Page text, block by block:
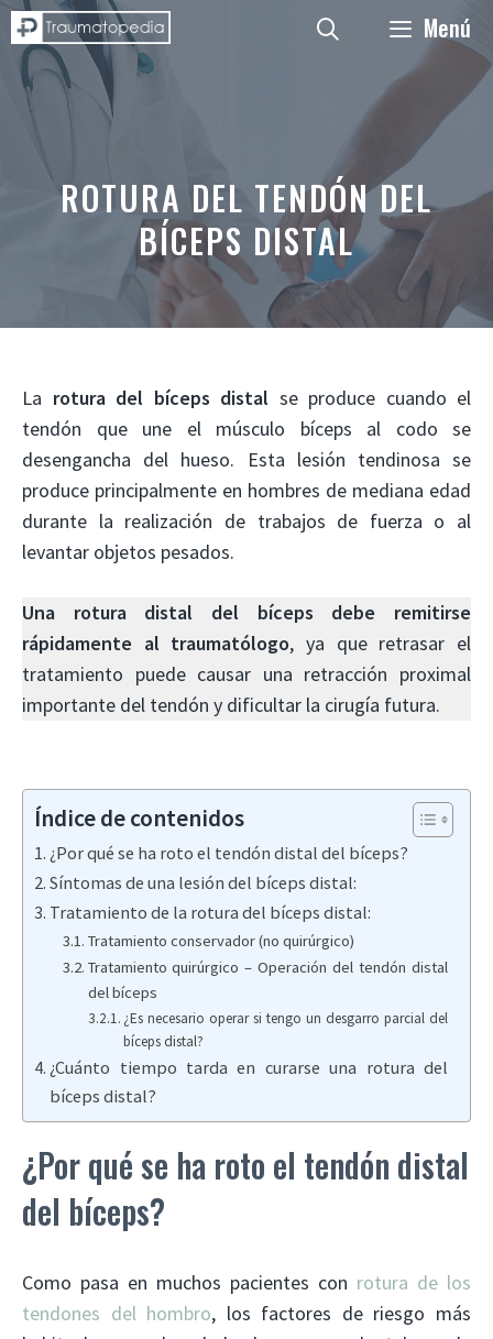
Saltar
al
contenido
Menú
ROTURA DEL TENDÓN DEL
BÍCEPS DISTAL
La rotura del bíceps distal se produce cuando el
tendón que une el músculo bíceps al codo se
desengancha del hueso. Esta lesión tendinosa se
produce principalmente en hombres de mediana edad
durante la realización de trabajos de fuerza o al
levantar objetos pesados.
Una rotura distal del bíceps debe remitirse
rápidamente al traumatólogo, ya que retrasar el
tratamiento puede causar una retracción proximal
importante del tendón y dificultar la cirugía futura.
Índice de contenidos
¿Por qué se ha roto el tendón distal del bíceps?
Síntomas de una lesión del bíceps distal:
Tratamiento de la rotura del bíceps distal:
Tratamiento conservador (no quirúrgico)
Tratamiento quirúrgico – Operación del tendón distal
del bíceps
¿Es necesario operar si tengo un desgarro parcial del
bíceps distal?
¿Cuánto tiempo tarda en curarse una rotura del
bíceps distal?
¿Por qué se ha roto el tendón distal
del bíceps?
Como pasa en muchos pacientes con rotura de los
tendones del hombro, los factores de riesgo más